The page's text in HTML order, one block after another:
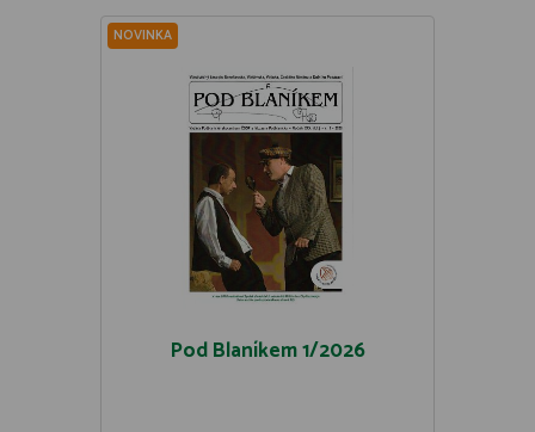
NOVINKA
Pod Blaníkem 1/2026